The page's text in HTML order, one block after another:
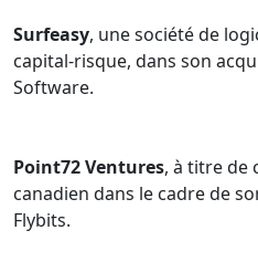
Surfeasy, une société de
capital-risque, dans son
Software.
Point72 Ventures, à titre de
canadien dans le cadre de
Flybits.